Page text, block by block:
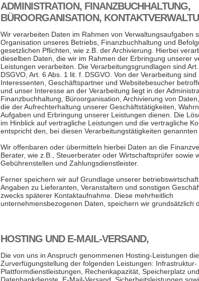
ADMINISTRATION, FINANZBUCHHALTUNG,
BÜROORGANISATION,
Wir verarbeiten Daten im Rahmen von Verwaltungsaufgaben
Organisation unseres Betriebs, Finanzbuchhaltung und
gesetzlichen Pflichten, wie z.B. der Archivierung. Hierbei
dieselben Daten, die wir im Rahmen der Erbringung unserer
Leistungen verarbeiten. Die Verarbeitungsgrundlagen sind Art.
DSGVO, Art. 6 Abs. 1 lit. f. DSGVO. Von der Verarbeitung sind
Interessenten, Geschäftspartner und Websitebesucher
und unser Interesse an der Verarbeitung liegt in der
Finanzbuchhaltung, Büroorganisation, Archivierung von
die der Aufrechterhaltung unserer Geschäftstätigkeiten,
Aufgaben und Erbringung unserer Leistungen dienen. Die
im Hinblick auf vertragliche Leistungen und die vertragliche
entspricht den, bei diesen Verarbeitungstätigkeiten genannten
Wir offenbaren oder übermitteln hierbei Daten an die
Berater, wie z.B., Steuerberater oder Wirtschaftsprüfer sowie
Gebührenstellen und Zahlungsdienstleister.
Ferner speichern wir auf Grundlage unserer
Angaben zu Lieferanten, Veranstaltern und sonstigen
zwecks späterer Kontaktaufnahme. Diese mehrheitlich
unternehmensbezogenen Daten, speichern wir grundsätzlich
HOSTING UND E-MAIL-VERSAND,
Die von uns in Anspruch genommenen Hosting-Leistungen
Zurverfügungstellung der folgenden Leistungen: Infrastruktur-
Plattformdienstleistungen, Rechenkapazität, Speicherplatz und